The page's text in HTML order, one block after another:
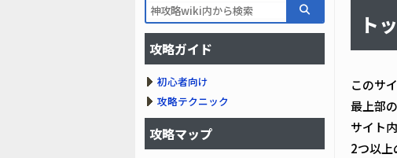
ト
このサ
最上部
サイト
2つ以上
攻略ガイド
初心者向け
攻略テクニック
攻略マップ